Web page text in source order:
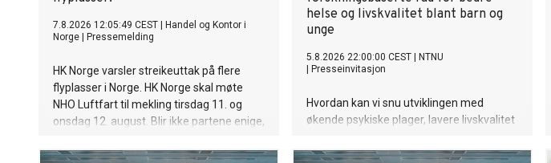
7.8.2026 12:05:49 CEST
Handel og Kontor i
Norge
Pressemelding
HK Norge varsler streikeuttak på flere
flyplasser i Norge. HK Norge skal møte
NHO Luftfart til mekling tirsdag 11. og
onsdag 12. august. Blir ikke partene enige,
helse og livskvalitet blant barn og
unge
5.8.2026 22:00:00 CEST
NTNU
Presseinvitasjon
Hvordan kan vi snu utviklingen med
økende psykiske plager, lavere livskvalitet
unge? Under Arendalsuka lanserer NTNU